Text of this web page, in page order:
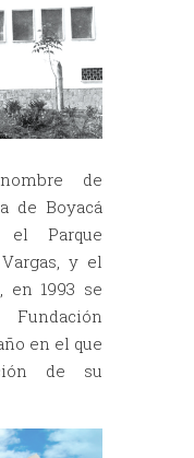
de
de Boyacá
Parque
y el
en 1993 se
en el que
de su